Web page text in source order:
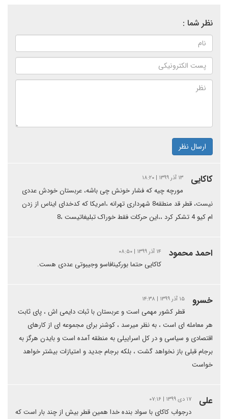
نظر شما :
ارسال نظر
کاکایی ۱۳ آذر ۱۳۹۹ | ۱۸:۲۰
مورچه چیه که فشار خونش چی باشه، عربستان خودش عددی
نیست، قطر قد منطقه8 شهرداری تهرانه ،امریکا که کدخدای ایناس از زدن
ام کیو 4 تشکر کرد ،،این حرکات فقط خوراک تبلیغاتیست ،8
احمد محمود ۱۴ آذر ۱۳۹۹ | ۰۸:۵۰
کاکایی حتما بورکینافاسو وجیبوتی عددی هست.
خسرو ۱۵ آذر ۱۳۹۹ | ۱۴:۳۸
قطر کشور مهمی است و عربستان با ثبات دایمی اش ، پای ثابت
هر معامله ای است ، به نظر میرسد ، کوشنر برای مجموعه ای از کارهای
اقتصادی و سیاسی و در کل اسراییلی به منطقه آمده است و بایدن هرگز به
برجام قبلی باز نخواهد گشت ، بلکه برجام جدید و امتیازات بیشتر خواهد
خواست
علی ۱۷ دی ۱۳۹۹ | ۰۷:۱۶
درجواب کاکای با سواد بنده خدا همین قطر بیش از چند بار است که